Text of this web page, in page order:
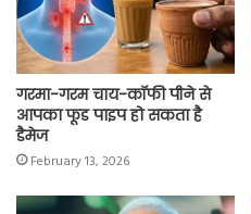
गरमा-गरम चाय-कॉफी पीने से
आपका फूड पाइप हो सकता है
डैमेज
February 13, 2026